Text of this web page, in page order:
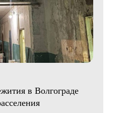
в Волгограде